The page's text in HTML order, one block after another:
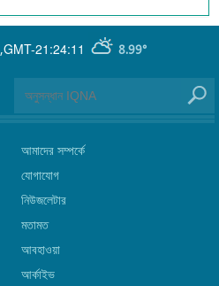
GMT-21:24:11 8.99°
,
আমাদের সম্পর্কে
যোগাযোগ
নিউজলেটার
মতামত
আবহাওয়া
আর্কাইভ